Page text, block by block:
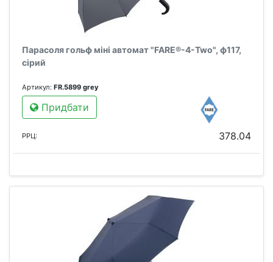
Парасоля гольф міні автомат "FARE®-4-Two", ф117,
сірий
Артикул: FR.5899 grey
Придбати
РРЦ: 378.04